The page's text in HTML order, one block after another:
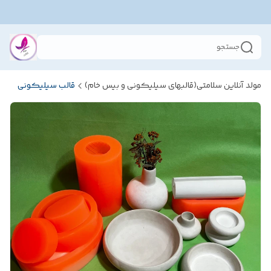
جستجو
مولد آنلاین سلامتی(قالبهای سیلیکونی و بیس خام) قالب سیلیکونی